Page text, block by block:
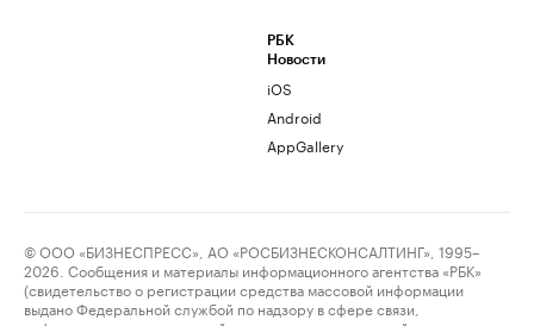
РБК
Новости
iOS
Android
AppGallery
© ООО «БИЗНЕСПРЕСС», АО «РОСБИЗНЕСКОНСАЛТИНГ», 1995–
2026. Сообщения и материалы информационного агентства «РБК»
(свидетельство о регистрации средства массовой информации
выдано Федеральной службой по надзору в сфере связи,